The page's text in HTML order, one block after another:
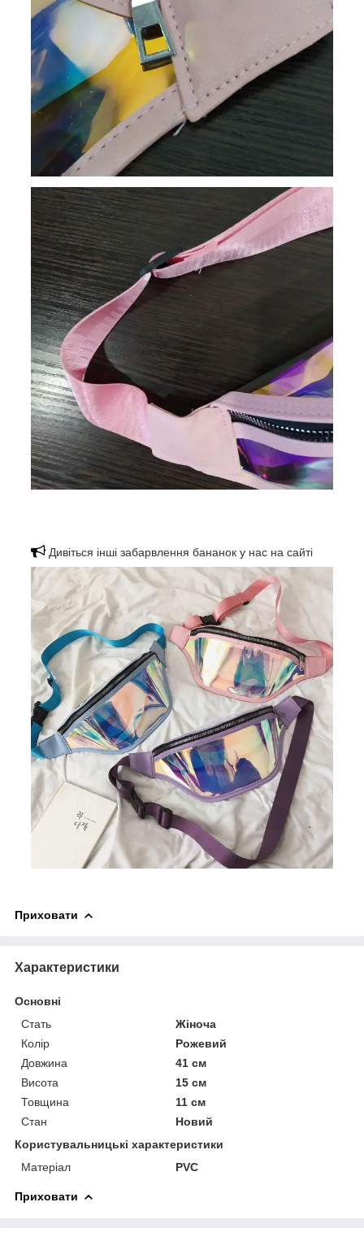
Дивіться інші забарвлення бананок у нас на сайті
Приховати
Характеристики
Основні
Стать
Жіноча
Колір
Рожевий
Довжина
41 см
Висота
15 см
Товщина
11 см
Стан
Новий
Користувальницькі характеристики
Матеріал
PVC
Приховати